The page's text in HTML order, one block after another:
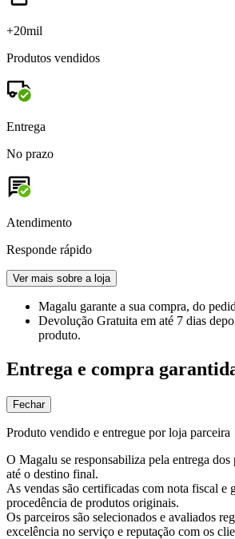
+20mil
Produtos vendidos
Entrega
No prazo
Atendimento
Responde rápido
Ver mais sobre a loja
Magalu garante a sua compra, do
Devolução Gratuita em até 7 dias
produto.
Entrega e compra
Fechar
Produto vendido e entregue por loja parceira
O Magalu se responsabiliza pela entrega dos
até o destino final.
As vendas são certificadas com nota fiscal e
procedência de produtos originais.
Os parceiros são selecionados e avaliados
excelência no serviço e reputação com os